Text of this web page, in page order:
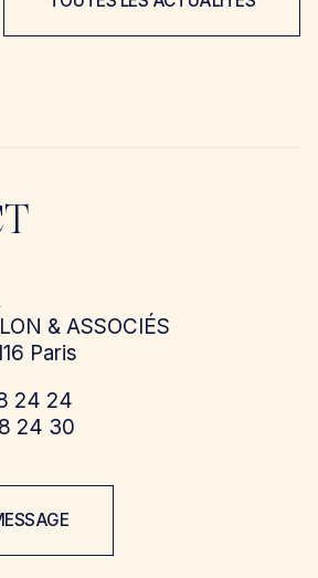
& ASSOCIÉS
Paris
24 24
24 30